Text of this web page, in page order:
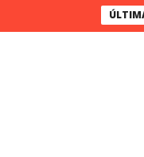
narra o último jogo